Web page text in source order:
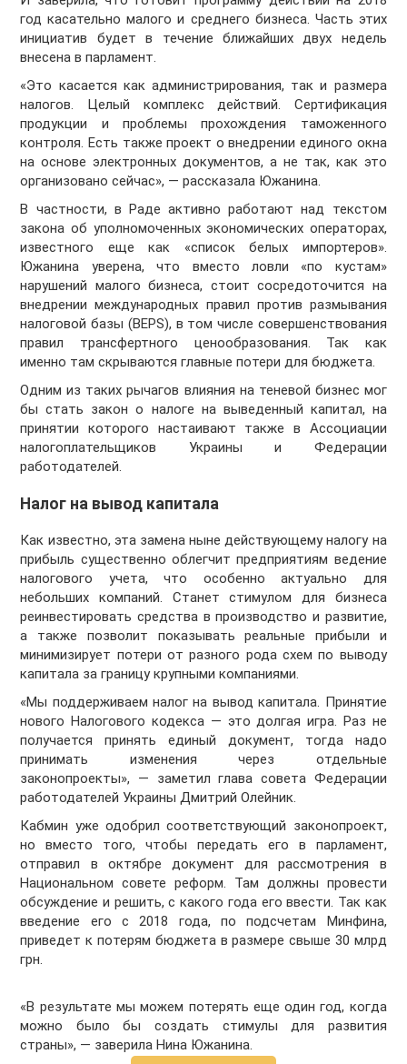
год касательно малого и среднего бизнеса. Часть этих
инициатив будет в течение ближайших двух недель
внесена в парламент.
«Это касается как администрирования, так и размера
налогов. Целый комплекс действий. Сертификация
продукции и проблемы прохождения таможенного
контроля. Есть также проект о внедрении единого окна
на основе электронных документов, а не так, как это
организовано сейчас», — рассказала Южанина.
В частности, в Раде активно работают над текстом
закона об уполномоченных экономических операторах,
известного еще как «список белых импортеров».
Южанина уверена, что вместо ловли «по кустам»
нарушений малого бизнеса, стоит сосредоточится на
внедрении международных правил против размывания
налоговой базы (BEPS), в том числе совершенствования
правил трансфертного ценообразования. Так как
именно там скрываются главные потери для бюджета.
Одним из таких рычагов влияния на теневой бизнес мог
бы стать закон о налоге на выведенный капитал, на
принятии которого настаивают также в Ассоциации
налогоплательщиков Украины и Федерации
работодателей.
Налог на вывод капитала
Как известно, эта замена ныне действующему налогу на
прибыль существенно облегчит предприятиям ведение
налогового учета, что особенно актуально для
небольших компаний. Станет стимулом для бизнеса
реинвестировать средства в производство и развитие,
а также позволит показывать реальные прибыли и
минимизирует потери от разного рода схем по выводу
капитала за границу крупными компаниями.
«Мы поддерживаем налог на вывод капитала. Принятие
нового Налогового кодекса — это долгая игра. Раз не
получается принять единый документ, тогда надо
принимать изменения через отдельные
законопроекты», — заметил глава совета Федерации
работодателей Украины Дмитрий Олейник.
Кабмин уже одобрил соответствующий законопроект,
но вместо того, чтобы передать его в парламент,
отправил в октябре документ для рассмотрения в
Национальном совете реформ. Там должны провести
обсуждение и решить, с какого года его ввести. Так как
введение его с 2018 года, по подсчетам Минфина,
приведет к потерям бюджета в размере свыше 30 млрд
грн.
«В результате мы можем потерять еще один год, когда
можно было бы создать стимулы для развития
страны», — заверила Нина Южанина.